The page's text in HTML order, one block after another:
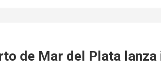
de Mar del Plata